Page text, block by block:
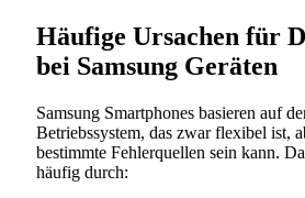
Häufige Ursachen für
bei Samsung Geräten
Samsung Smartphones basieren auf
Betriebssystem, das zwar flexibel ist,
bestimmte Fehlerquellen sein kann.
häufig durch: